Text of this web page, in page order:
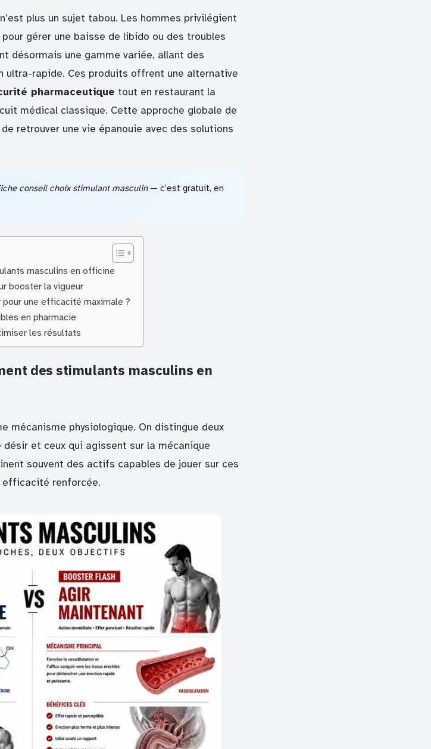
plus un sujet tabou. Les hommes privilégient
gérer une baisse de libido ou des troubles
désormais une gamme variée, allant des
ultra-rapide. Ces produits offrent une alternative
pharmaceutique tout en restaurant la
médical classique. Cette approche globale de
retrouver une vie épanouie avec des solutions
conseil choix stimulant masculin— c’est gratuit, en
masculins en officine
booster la vigueur
une efficacité maximale ?
en pharmacie
les résultats
des stimulants masculins en
mécanisme physiologique. On distingue deux
et ceux qui agissent sur la mécanique
souvent des actifs capables de jouer sur ces
efficacité renforcée.